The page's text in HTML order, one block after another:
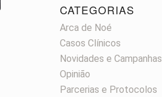
CATEGORIAS
Arca de Noé
Casos Clínicos
Novidades e Campanhas
Opinião
Parcerias e Protocolos